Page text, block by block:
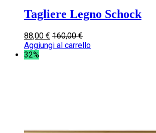
Tagliere Legno Schock
88,00 € 160,00€
Aggiungi al carrello
32%